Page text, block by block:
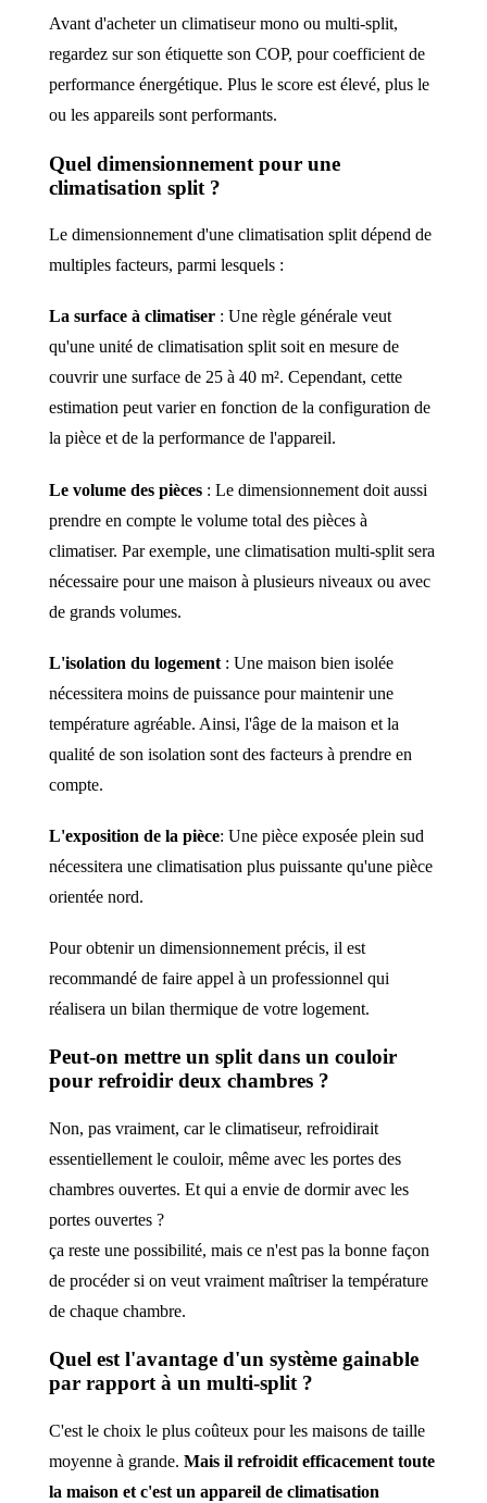
Avant d'acheter un climatiseur mono ou multi-split,
regardez sur son étiquette son COP, pour coefficient de
performance énergétique. Plus le score est élevé, plus le
ou les appareils sont performants.
Quel dimensionnement pour une
climatisation split ?
Le dimensionnement d'une climatisation split dépend de
multiples facteurs, parmi lesquels :
La surface à climatiser: Une règle générale veut
qu'une unité de climatisation split soit en mesure de
couvrir une surface de 25 à 40 m². Cependant, cette
estimation peut varier en fonction de la configuration de
la pièce et de la performance de l'appareil.
Le volume des pièces: Le dimensionnement doit aussi
prendre en compte le volume total des pièces à
climatiser. Par exemple, une climatisation multi-split sera
nécessaire pour une maison à plusieurs niveaux ou avec
de grands volumes.
L'isolation du logement: Une maison bien isolée
nécessitera moins de puissance pour maintenir une
température agréable. Ainsi, l'âge de la maison et la
qualité de son isolation sont des facteurs à prendre en
compte.
L'exposition de la pièce: Une pièce exposée plein sud
nécessitera une climatisation plus puissante qu'une pièce
orientée nord.
Pour obtenir un dimensionnement précis, il est
recommandé de faire appel à un professionnel qui
réalisera un bilan thermique de votre logement.
Peut-on mettre un split dans un couloir
pour refroidir deux chambres ?
Non, pas vraiment, car le climatiseur, refroidirait
essentiellement le couloir, même avec les portes des
chambres ouvertes. Et qui a envie de dormir avec les
portes ouvertes ?
ça reste une possibilité, mais ce n'est pas la bonne façon
de procéder si on veut vraiment maîtriser la température
de chaque chambre.
Quel est l'avantage d'un système gainable
par rapport à un multi-split ?
C'est le choix le plus coûteux pour les maisons de taille
moyenne à grande. Mais il refroidit efficacement toute
la maison et c'est un appareil de climatisation